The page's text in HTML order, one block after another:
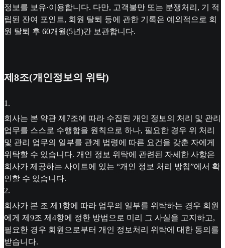
정보를 보유·이용합니다. 다만, 고객불만 또는 분쟁처리, 기 적
립된 잔여 포인트, 회원 탈퇴 등에 관한 기록은 예외적으로 회
원 탈퇴 후 60개월(5년)간 보관합니다.
제8조(개인정보의 위탁)
1 .
회사는 본 약관 제7조에 따라 수집된 개인 정보의 처리 및 관리
업무를 스스로 수행함을 원칙으로 하나, 필요한 경우 위 처리
및 관리 업무의 일부를 관계 법령에 따른 요건을 갖춘 자에게
위탁할 수 있습니다. 개인 정보 위탁에 관련된 자세한 사항은
회사가 제공하는 사이트에 있는 “개인 정보 처리 방침”에서 확
인할 수 있습니다.
2.
회사가 본 조 제1항에 따라 업무의 일부를 위탁하는 경우 회원
에게 제9조 제4항에 정한 방법으로 미리 그 사실을 고지하고,
필요한 경우 회원으로부터 개인 정보처리 위탁에 대한 동의를
받습니다.